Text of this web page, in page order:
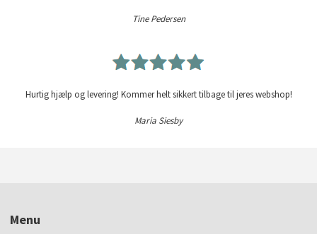
Tine Pedersen
Hurtig hjælp og levering! Kommer helt sikkert tilbage til jeres webshop!
Maria Siesby
Menu